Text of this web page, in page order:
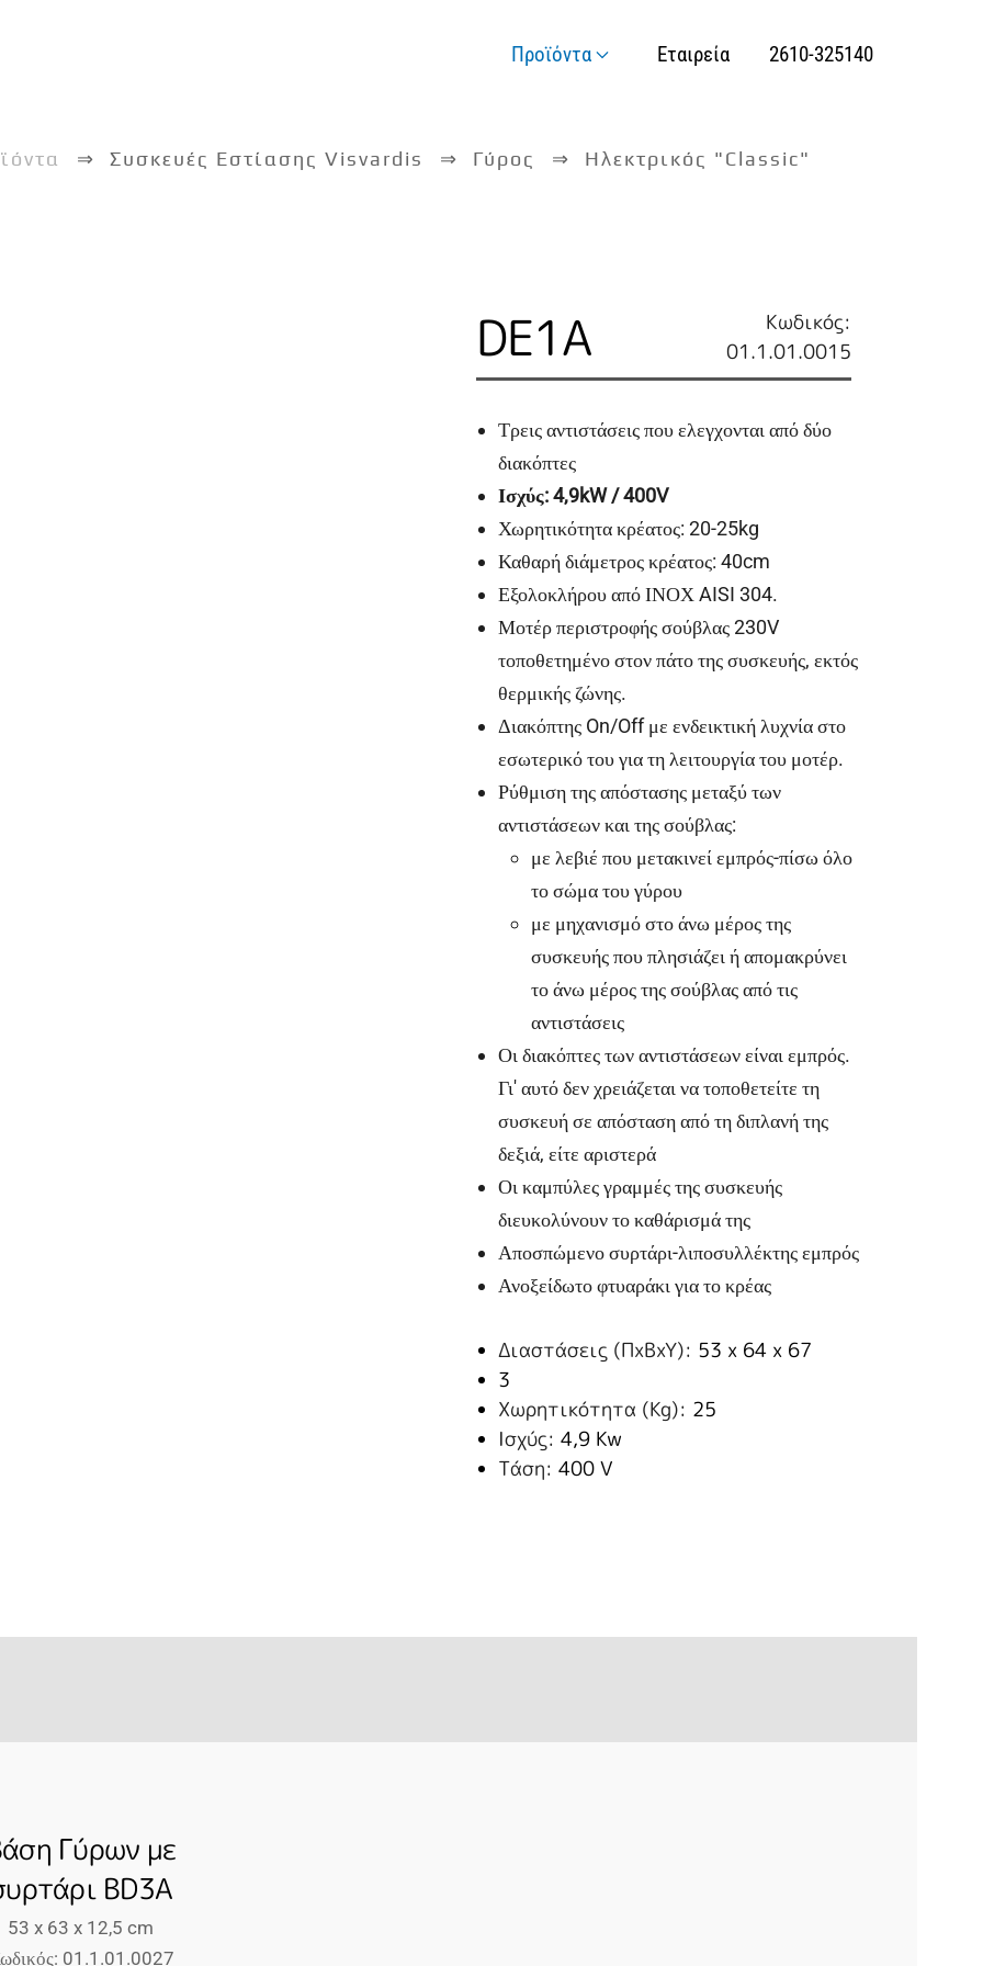
Προϊόντα Εταιρεία 2610-325140
Συσκευές Εστίασης Visvardis Γύρος Ηλεκτρικός "Classic"
DE1A
Κωδικός:
01.1.01.0015
Τρεις αντιστάσεις που ελεγχονται από δύο
διακόπτες
Ισχύς: 4,9kW / 400V
Χωρητικότητα κρέατος: 20-25kg
Καθαρή διάμετρος κρέατος: 40cm
Εξολοκλήρου από ΙΝΟΧ AISI 304.
Μοτέρ περιστροφής σούβλας 230V
τοποθετημένο στον πάτο της συσκευής, εκτός
θερμικής ζώνης.
Διακόπτης On/Off με ενδεικτική λυχνία στο
εσωτερικό του για τη λειτουργία του μοτέρ.
Ρύθμιση της απόστασης μεταξύ των
αντιστάσεων και της σούβλας:
με λεβιέ που μετακινεί εμπρός-πίσω όλο
το σώμα του γύρου
με μηχανισμό στο άνω μέρος της
συσκευής που πλησιάζει ή απομακρύνει
το άνω μέρος της σούβλας από τις
αντιστάσεις
Οι διακόπτες των αντιστάσεων είναι εμπρός.
Γι' αυτό δεν χρειάζεται να τοποθετείτε τη
συσκευή σε απόσταση από τη διπλανή της
δεξιά, είτε αριστερά
Οι καμπύλες γραμμές της συσκευής
διευκολύνουν το καθάρισμά της
Αποσπώμενο συρτάρι-λιποσυλλέκτης εμπρός
Ανοξείδωτο φτυαράκι για το κρέας
Διαστάσεις (ΠxBxY): 53 x 64 x 67
3
Χωρητικότητα (Kg): 25
Ισχύς:4,9 Kw
Τάση:400 V
Γύρων με
BD3A
53 x 63 x 12,5 cm
01.1.01.0027